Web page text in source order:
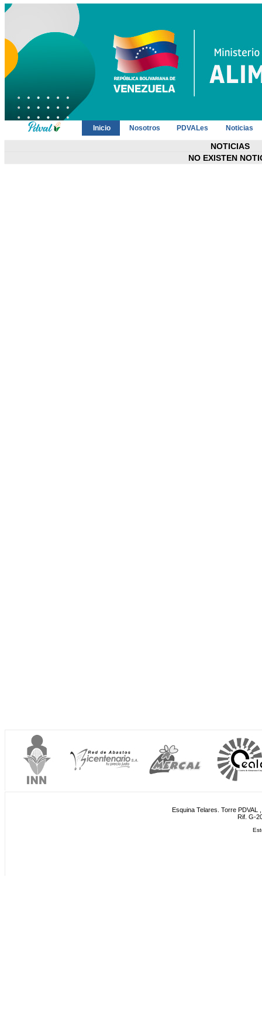
Inicio Nosotros PDVALes Noticias
NOTICIAS
NO EXISTEN
Esquina Telares. Torre PDVAL
Rif. G-